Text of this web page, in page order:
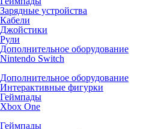
Зарядные устройства
Кабели
Джойстики
Рули
Дополнительное оборудование
Nintendo Switch
Дополнительное оборудование
Интерактивные фигурки
Геймпады
Xbox One
Геймпады